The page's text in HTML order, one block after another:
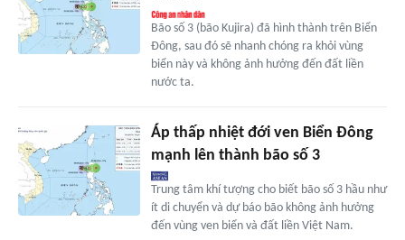
Bão số 3 (bão Kujira) đã hình thành trên Biển
Đông, sau đó sẽ nhanh chóng ra khỏi vùng
biển này và không ảnh hưởng đến đất liền
nước ta.
Áp thấp nhiệt đới ven Biển Đông
mạnh lên thành bão số 3
Trung tâm khí tượng cho biết bão số 3 hầu như
ít di chuyển và dự báo bão không ảnh hưởng
đến vùng ven biển và đất liền Việt Nam.